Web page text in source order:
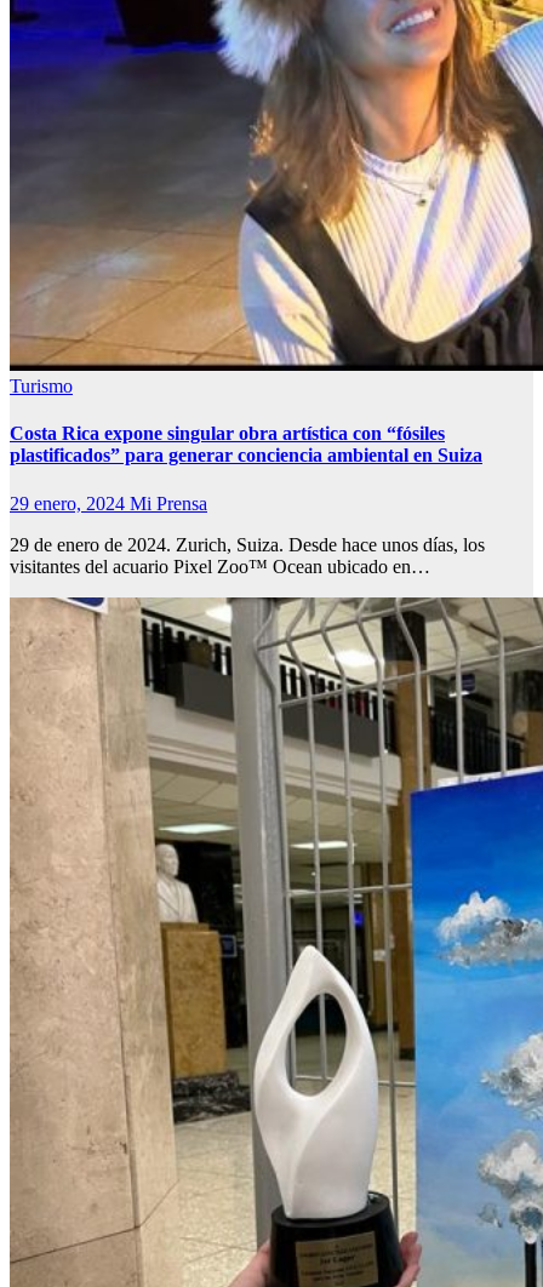
Turismo
Costa Rica expone singular obra artística con “fósiles
plastificados” para generar conciencia ambiental en Suiza
29 enero, 2024 Mi Prensa
29 de enero de 2024. Zurich, Suiza. Desde hace unos días, los
visitantes del acuario Pixel Zoo™ Ocean ubicado en…